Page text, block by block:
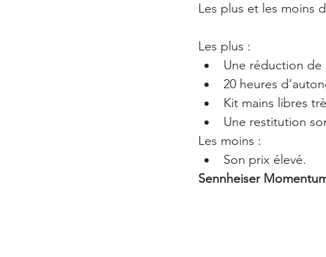
Les plus et les moins
Les plus :
Une réduction
20 heures
Kit mains libres
Une restitution
Les moins :
Son prix élevé.
Sennheiser